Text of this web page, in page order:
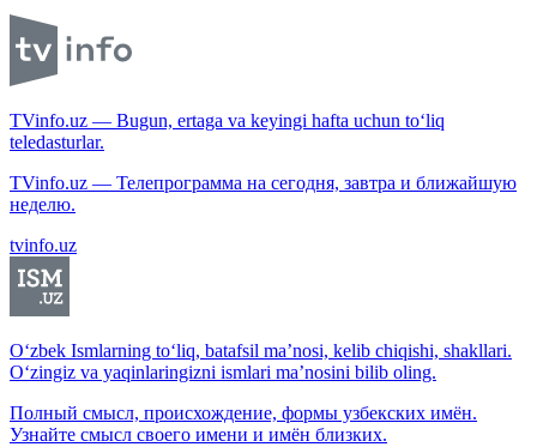
TVinfo.uz — Bugun, ertaga va keyingi hafta uchun to‘liq
teledasturlar.
TVinfo.uz — Телепрограмма на сегодня, завтра и ближайшую
неделю.
tvinfo.uz
O‘zbek Ismlarning to‘liq, batafsil ma’nosi, kelib chiqishi, shakllari.
O‘zingiz va yaqinlaringizni ismlari ma’nosini bilib oling.
Полный смысл, происхождение, формы узбекских имён.
Узнайте смысл своего имени и имён близких.